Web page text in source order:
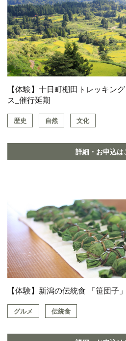
【体験】十日町棚田トレッキン
ス_催行延期
歴史 自然 文化
詳細・お申込は
【体験】新潟の伝統食 「笹団子
グルメ 伝統食